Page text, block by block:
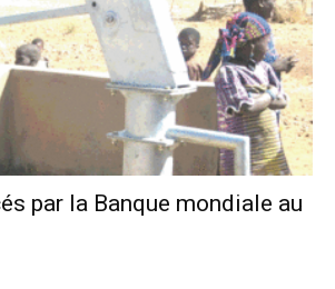
par la Banque mondiale au